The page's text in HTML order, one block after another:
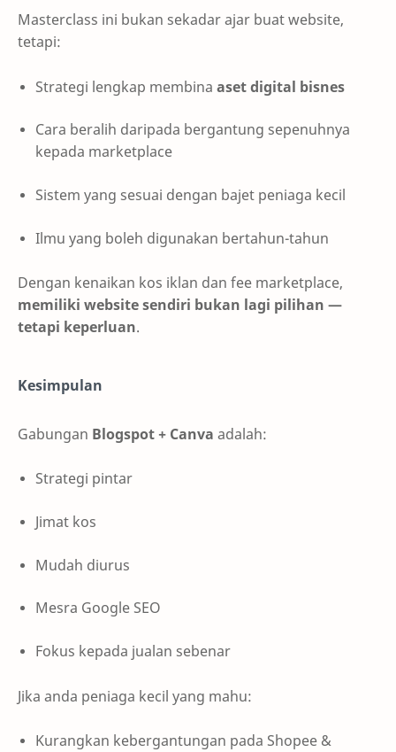
Masterclass ini bukan sekadar ajar buat website,
tetapi:
Strategi lengkap membina aset digital bisnes
Cara beralih daripada bergantung sepenuhnya
kepada marketplace
Sistem yang sesuai dengan bajet peniaga kecil
Ilmu yang boleh digunakan bertahun-tahun
Dengan kenaikan kos iklan dan fee marketplace,
memiliki website sendiri bukan lagi pilihan —
tetapi keperluan.
Kesimpulan
Gabungan Blogspot + Canva adalah:
Strategi pintar
Jimat kos
Mudah diurus
Mesra Google SEO
Fokus kepada jualan sebenar
Jika anda peniaga kecil yang mahu:
Kurangkan kebergantungan pada Shopee &